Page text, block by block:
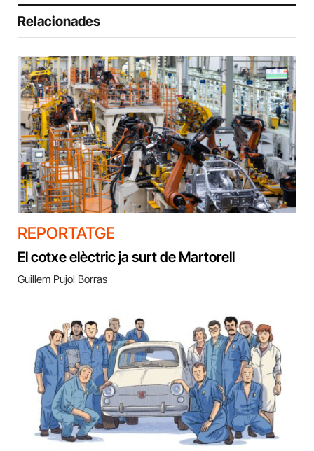
Relacionades
REPORTATGE
El cotxe elèctric ja surt de Martorell
Guillem Pujol Borras